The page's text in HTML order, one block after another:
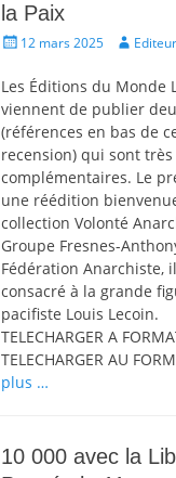
la Paix
Écrit12 mars 2025 Auteur
Les Éditions du Monde
viennent de publier
(références en bas de
recension) qui sont très
complémentaires. Le
une réédition
collection Volonté
Groupe Fresnes-
Fédération Anarchiste,
consacré à la grande
pacifiste Louis Lecoin.
TELECHARGER A
TELECHARGER AU
plus …
10 000 avec la